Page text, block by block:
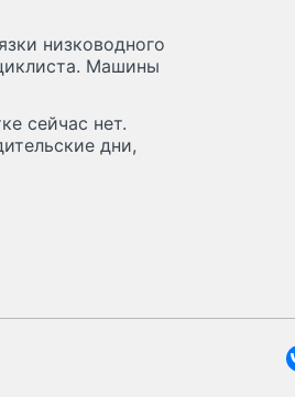
низководного
Машины
сейчас нет.
дни,